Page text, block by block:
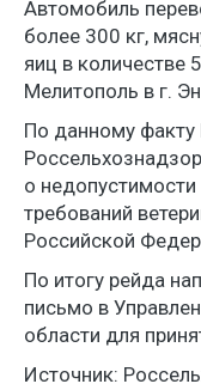
Автомобиль
более 300 кг,
яиц в количестве
Мелитополь в г.
По данному
о
требований
Российской
По итогу рейда
письмо в
области для
Источник: